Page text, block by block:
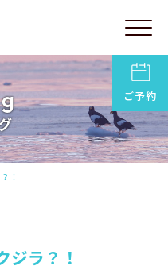
ご予約
！
ジラ？！